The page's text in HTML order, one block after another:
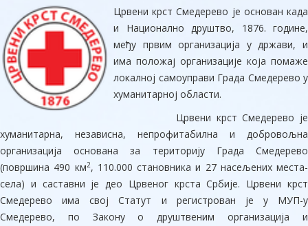
Црвени крст Смедерево је основан када
и Национално друштво, 1876. године,
међу првим организација у држави, и
има положај организације која помаже
локалној самоуправи Града Смедерево у
хуманитарној области.
Црвени крст Смедерево је
хуманитарна, независна, непрофитабилна и добровољна
организација основана за територију Града Смедерево
(површина 490 км2, 110.000 становника и 27 насељених места-
села) и саставни је део Црвеног крста Србије. Црвени крст
Смедерево има свој Статут и регистрован је у МУП-у
Смедерево, по Закону о друштвеним организација и